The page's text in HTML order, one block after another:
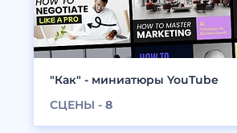
"Как" - миниатюры YouTube
СЦЕНЫ - 8